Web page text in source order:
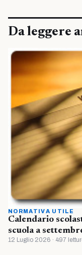
Da leggere
NORMATIVA UTILE
Calendario
scuola a
12 Luglio 2026 · 497